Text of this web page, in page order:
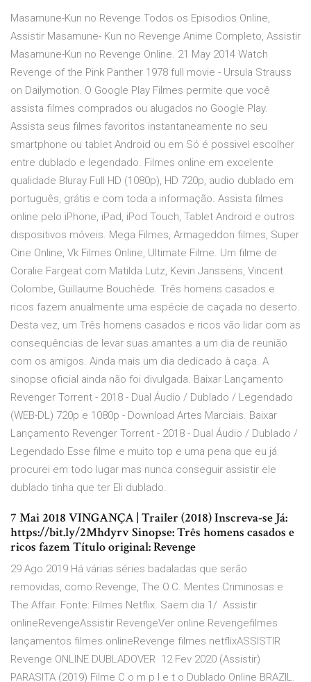
Masamune-Kun no Revenge Todos os Episodios Online,
Assistir Masamune- Kun no Revenge Anime Completo, Assistir
Masamune-Kun no Revenge Online. 21 May 2014 Watch
Revenge of the Pink Panther 1978 full movie - Ursula Strauss
on Dailymotion. O Google Play Filmes permite que você
assista filmes comprados ou alugados no Google Play.
Assista seus filmes favoritos instantaneamente no seu
smartphone ou tablet Android ou em Só é possivel escolher
entre dublado e legendado. Filmes online em excelente
qualidade Bluray Full HD (1080p), HD 720p, audio dublado em
português, grátis e com toda a informação. Assista filmes
online pelo iPhone, iPad, iPod Touch, Tablet Android e outros
dispositivos móveis. Mega Filmes, Armageddon filmes, Super
Cine Online, Vk Filmes Online, Ultimate Filme. Um filme de
Coralie Fargeat com Matilda Lutz, Kevin Janssens, Vincent
Colombe, Guillaume Bouchède. Três homens casados e
ricos fazem anualmente uma espécie de caçada no deserto.
Desta vez, um Três homens casados e ricos vão lidar com as
consequências de levar suas amantes a um dia de reunião
com os amigos. Ainda mais um dia dedicado à caça. A
sinopse oficial ainda não foi divulgada. Baixar Lançamento
Revenger Torrent - 2018 - Dual Áudio / Dublado / Legendado
(WEB-DL) 720p e 1080p - Download Artes Marciais. Baixar
Lançamento Revenger Torrent - 2018 - Dual Áudio / Dublado /
Legendado Esse filme e muito top e uma pena que eu já
procurei em todo lugar mas nunca conseguir assistir ele
dublado tinha que ter Eli dublado.
7 Mai 2018 VINGANÇA | Trailer (2018) Inscreva-se Já:
https://bit.ly/2Mhdyrv Sinopse: Três homens casados e
ricos fazem Título original: Revenge
29 Ago 2019 Há várias séries badaladas que serão
removidas, como Revenge, The O.C. Mentes Criminosas e
The Affair. Fonte: Filmes Netflix. Saem dia 1/ Assistir
onlineRevengeAssistir RevengeVer online Revengefilmes
lançamentos filmes onlineRevenge filmes netflixASSISTIR
Revenge ONLINE DUBLADOVER 12 Fev 2020 (Assistir)
PARASITA (2019) Filme C o m p l e t o Dublado Online BRAZIL.